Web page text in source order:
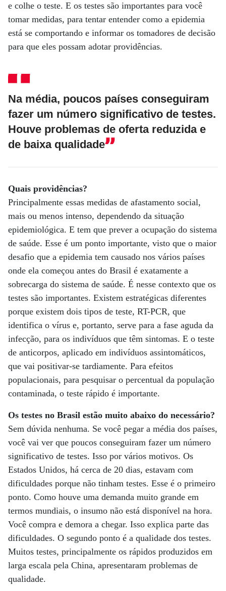
e colhe o teste. E os testes são importantes para você
tomar medidas, para tentar entender como a epidemia
está se comportando e informar os tomadores de decisão
para que eles possam adotar providências.
Na média, poucos países conseguiram
fazer um número significativo de testes.
Houve problemas de oferta reduzida e
de baixa qualidade
Quais providências?
Principalmente essas medidas de afastamento social,
mais ou menos intenso, dependendo da situação
epidemiológica. E tem que prever a ocupação do sistema
de saúde. Esse é um ponto importante, visto que o maior
desafio que a epidemia tem causado nos vários países
onde ela começou antes do Brasil é exatamente a
sobrecarga do sistema de saúde. É nesse contexto que os
testes são importantes. Existem estratégicas diferentes
porque existem dois tipos de teste, RT-PCR, que
identifica o vírus e, portanto, serve para a fase aguda da
infecção, para os indivíduos que têm sintomas. E o teste
de anticorpos, aplicado em indivíduos assintomáticos,
que vai positivar-se tardiamente. Para efeitos
populacionais, para pesquisar o percentual da população
contaminada, o teste rápido é importante.
Os testes no Brasil estão muito abaixo do necessário?
Sem dúvida nenhuma. Se você pegar a média dos países,
você vai ver que poucos conseguiram fazer um número
significativo de testes. Isso por vários motivos. Os
Estados Unidos, há cerca de 20 dias, estavam com
dificuldades porque não tinham testes. Esse é o primeiro
ponto. Como houve uma demanda muito grande em
termos mundiais, o insumo não está disponível na hora.
Você compra e demora a chegar. Isso explica parte das
dificuldades. O segundo ponto é a qualidade dos testes.
Muitos testes, principalmente os rápidos produzidos em
larga escala pela China, apresentaram problemas de
qualidade.